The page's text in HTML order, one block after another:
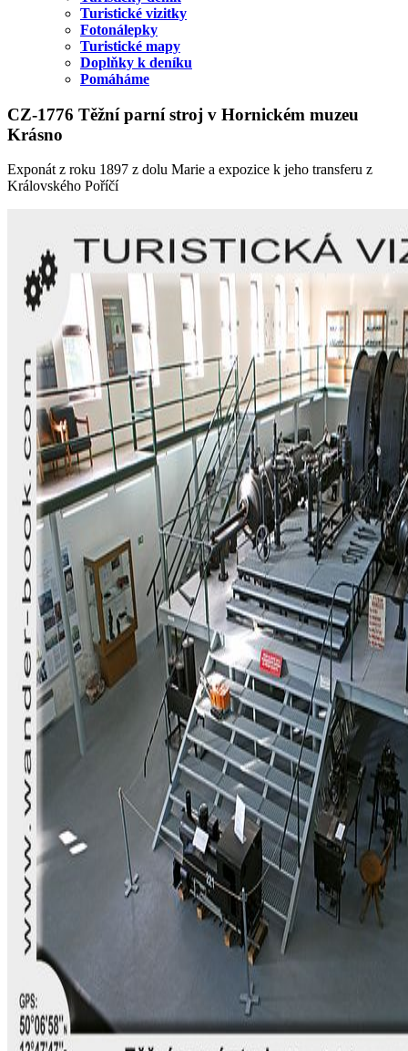
Turistické vizitky
Fotonálepky
Turistické mapy
Doplňky k deníku
Pomáháme
CZ-1776 Těžní parní stroj v Hornickém muzeu
Krásno
Exponát z roku 1897 z dolu Marie a expozice k jeho transferu z
Královského Poříčí